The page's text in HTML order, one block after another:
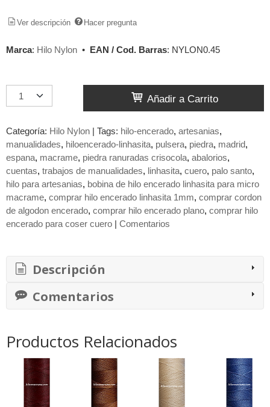
Ver descripción Hacer pregunta
Marca: Hilo Nylon • EAN / Cod. Barras: NYLON0.45
Añadir a Carrito
Categoría: Hilo Nylon | Tags: hilo-encerado artesanias
manualidades hiloencerado-linhasita pulsera piedra madrid
espana macrame piedra ranuradas crisocola abalorios
cuentas trabajos de manualidades linhasita cuero palo santo
hilo para artesanias bobina de hilo encerado linhasita para micro
macrame comprar hilo encerado linhasita 1mm comprar cordon
de algodon encerado comprar hilo encerado plano comprar hilo
encerado para coser cuero | Comentarios
Descripción
Comentarios
Productos Relacionados